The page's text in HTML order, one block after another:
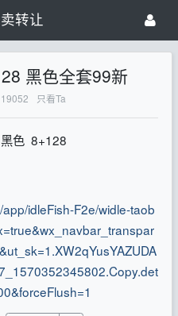
转让
黑色全套99新
19052 只看Ta
色 8+128
idleFish-F2e/widle-taob